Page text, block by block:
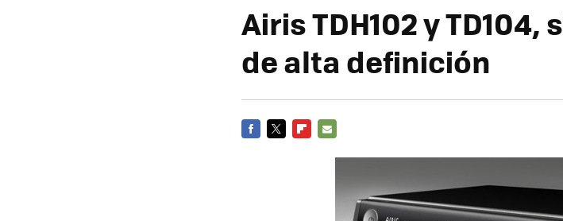
Airis TDH102 y
de alta definición